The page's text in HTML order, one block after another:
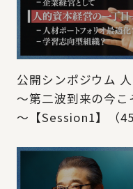
公開シンポジウム
～第二波到来の今
～【Session1】（